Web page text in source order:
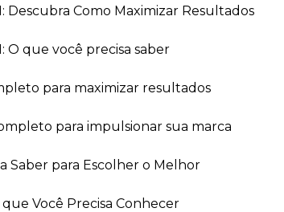
Descubra Como Maximizar Resultados
O que você precisa saber
para maximizar resultados
para impulsionar sua marca
Saber para Escolher o Melhor
Você Precisa Conhecer